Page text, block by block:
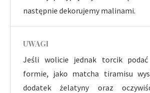
następnie dekorujemy malinami.
UWAGI
Jeśli wolicie jednak torcik
formie, jako matcha tiramisu
dodatek żelatyny oraz